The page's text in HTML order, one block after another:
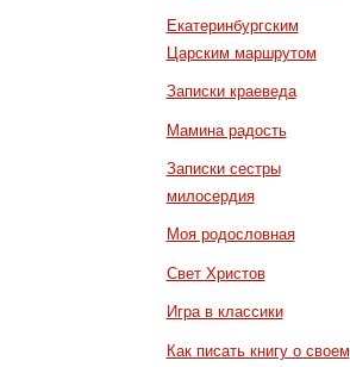
Екатеринбургским
Царским маршрутом
Записки краеведа
Мамина радость
Записки сестры
милосердия
Моя родословная
Свет Христов
Игра в классики
Как писать книгу о своем